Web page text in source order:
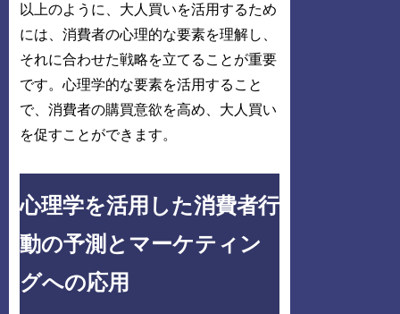
以上のように、大人買いを活用するため
には、消費者の心理的な要素を理解し、
それに合わせた戦略を立てることが重要
です。心理学的な要素を活用すること
で、消費者の購買意欲を高め、大人買い
を促すことができます。
心理学を活用した消費者行
動の予測とマーケティン
グへの応用